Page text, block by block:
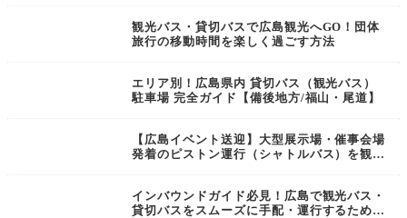
観光バス・貸切バスで広島観光へGO！団体
旅行の移動時間を楽しく過ごす方法
エリア別！広島県内 貸切バス（観光バス）
駐車場 完全ガイド【備後地方/福山・尾道】
【広島イベント送迎】大型展示場・催事会場
発着のピストン運行（シャトルバス）を観光
インバウンドガイド必見！広島で観光バス・
貸切バスをスムーズに手配・運行するための